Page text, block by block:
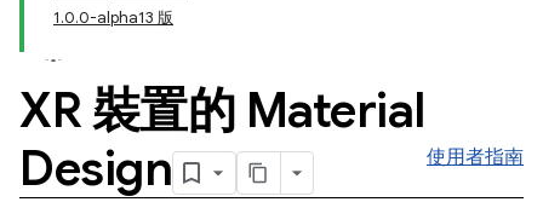
1.0.0-alpha13 版
XR 裝置的 Material
Design
使用者指南